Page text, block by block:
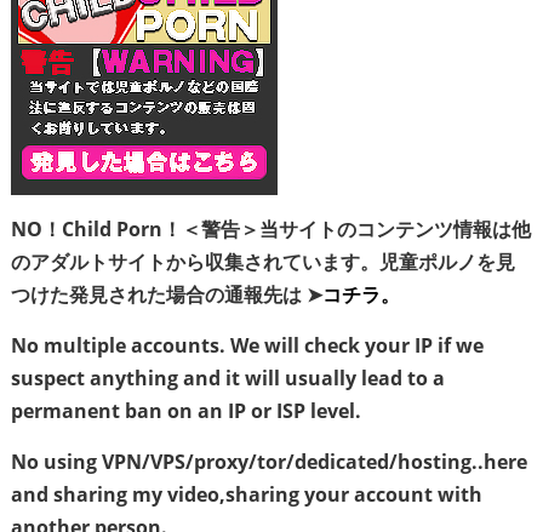
NO！Child Porn！＜警告＞当サイトのコンテンツ情報は他
のアダルトサイトから収集されています。児童ポルノを見
つけた発見された場合の通報先は ➤コチラ。
No multiple accounts. We will check your IP if we
suspect anything and it will usually lead to a
permanent ban on an IP or ISP level.
No using VPN/VPS/proxy/tor/dedicated/hosting..here
and sharing my video,sharing your account with